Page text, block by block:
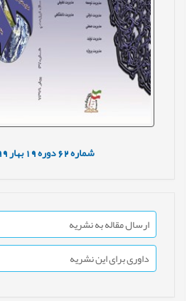
شماره62 دوره19 بهار
ارسال مقاله به نشریه
داوری برای این نشریه